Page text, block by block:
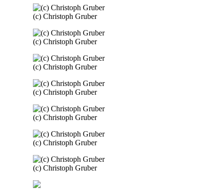
(c) Christoph Gruber
(c) Christoph Gruber
(c) Christoph Gruber
(c) Christoph Gruber
(c) Christoph Gruber
(c) Christoph Gruber
(c) Christoph Gruber